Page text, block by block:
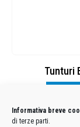
Informativa breve
di terze parti.
Tunturi